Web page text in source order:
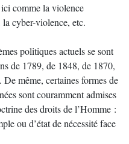
comme la violence
cyber-violence, etc.
politiques actuels se sont
de 1789, de 1848, de 1870,
même, certaines formes de
sont couramment admises
des droits de l’Homme :
ou d’état de nécessité face